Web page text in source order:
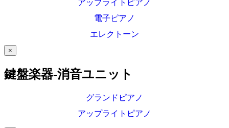
アップライトピアノ
電子ピアノ
エレクトーン
×
鍵盤楽器-消音ユニット
グランドピアノ
アップライトピアノ